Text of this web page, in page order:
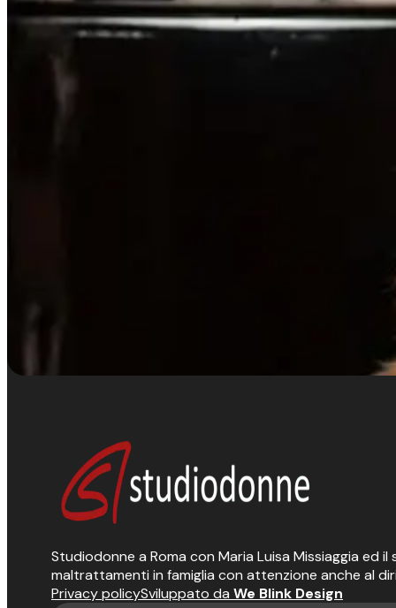
Studiodonne a Roma con Maria Luisa Missiaggia ed
maltrattamenti in famiglia con attenzione anche al
Privacy policySviluppato da We Blink Design